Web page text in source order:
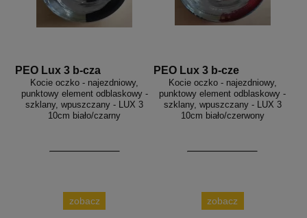
PEO Lux 3 b-cza
Kocie oczko - najezdniowy,
punktowy element odblaskowy -
szklany, wpuszczany - LUX 3
10cm biało/czarny
zobacz
PEO Lux 3 b-cze
Kocie oczko - najezdniowy,
punktowy element odblaskowy -
szklany, wpuszczany - LUX 3
10cm biało/czerwony
zobacz